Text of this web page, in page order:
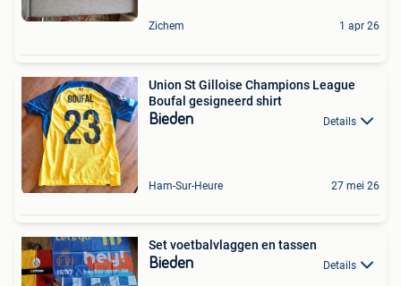
Zichem 1 apr 26
Union St Gilloise Champions League
Boufal gesigneerd shirt
Bieden Details
Ham-Sur-Heure 27 mei 26
Set voetbalvlaggen en tassen
Bieden Details